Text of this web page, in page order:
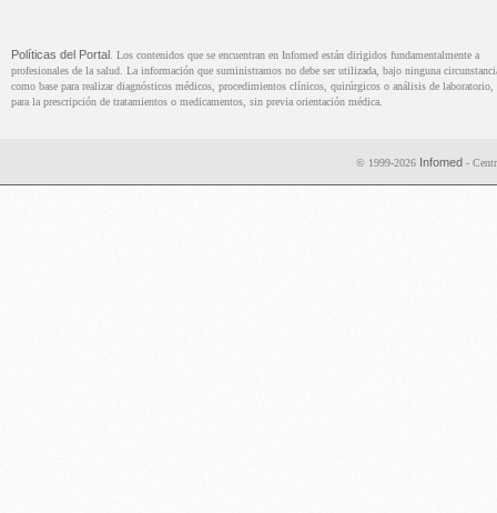
Políticas del Portal . Los contenidos que se encuentran en Infomed están dirigidos fundamentalmente a
profesionales de la salud. La información que suministramos no debe ser utilizada, bajo ninguna
como base para realizar diagnósticos médicos, procedimientos clínicos, quirúrgicos o análisis de laboratorio,
para la prescripción de tratamientos o medicamentos, sin previa orientación médica.
© 1999-2026 Infomed -